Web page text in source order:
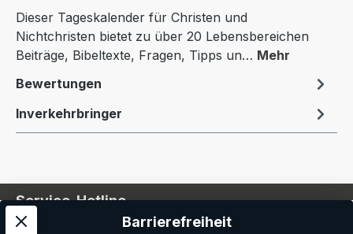
Dieser Tageskalender für Christen und
Nichtchristen bietet zu über 20 Lebensbereichen
Beiträge, Bibeltexte, Fragen, Tipps un… Mehr
Bewertungen
Inverkehrbringer
Service-Hotline
Barrierefreiheit